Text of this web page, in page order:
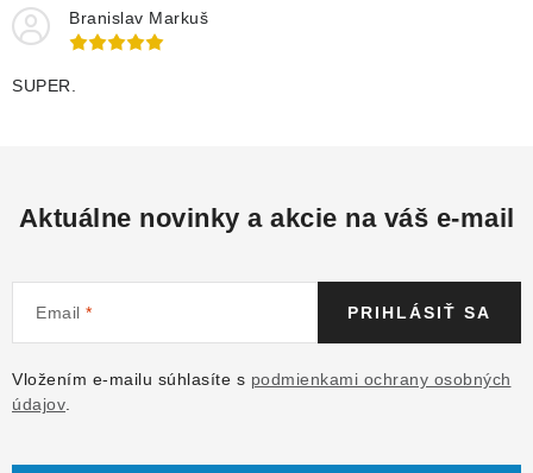
i
s
u
Branislav Markuš
SUPER.
Aktuálne novinky a akcie na váš e-mail
Email
Vložením e-mailu súhlasíte s podmienkami ochrany osobných
údajov
PRIHLÁSIŤ SA